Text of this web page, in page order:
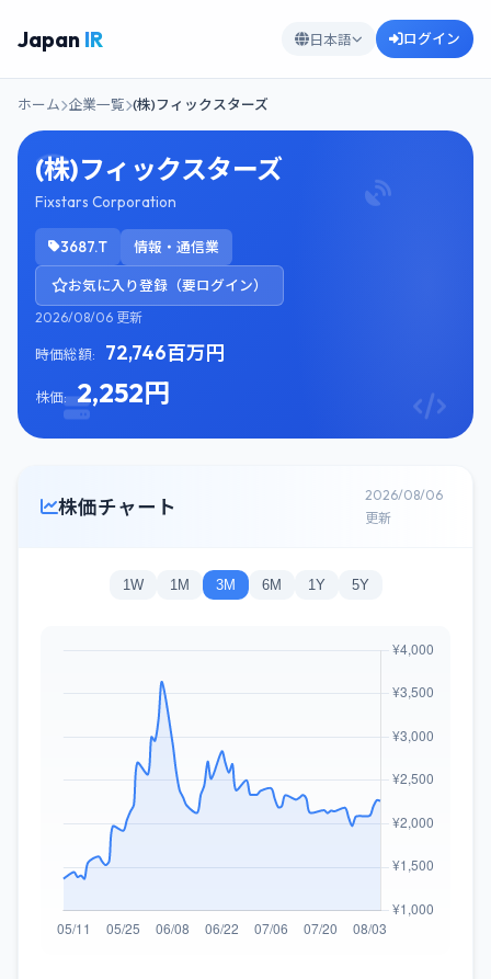
Japan IR 日本語 ログイン
ホーム 企業一覧 (株)フィックスターズ
(株)フィックスターズ
Fixstars Corporation
3687.T 情報・通信業
お気に入り登録（要ログイン）
2026/08/06 更新
時価総額: 72,746百万円
株価: 2,252円
株価チャート
2026/08/06
更新
1W 1M 3M 6M 1Y 5Y